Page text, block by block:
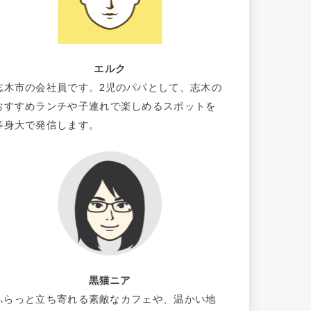
エルク
木市の会社員です。2児のパパとして、志木の
すすめランチや子連れで楽しめるスポットを
身大で発信します。
黒猫ニア
らっと立ち寄れる素敵なカフェや、温かい地